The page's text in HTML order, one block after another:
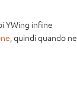
YWing infine
, quindi quando ne